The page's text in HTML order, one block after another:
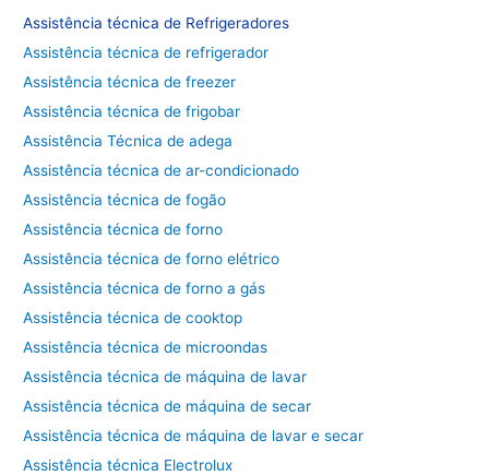
Assistência técnica de Refrigeradores
Assistência técnica de refrigerador
Assistência técnica de freezer
Assistência técnica de frigobar
Assistência Técnica de adega
Assistência técnica de ar-condicionado
Assistência técnica de fogão
Assistência técnica de forno
Assistência técnica de forno elétrico
Assistência técnica de forno a gás
Assistência técnica de cooktop
Assistência técnica de microondas
Assistência técnica de máquina de lavar
Assistência técnica de máquina de secar
Assistência técnica de máquina de lavar e secar
Assistência técnica Electrolux